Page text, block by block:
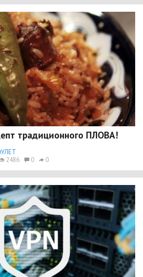
традиционного ПЛОВА!
2486 0 0